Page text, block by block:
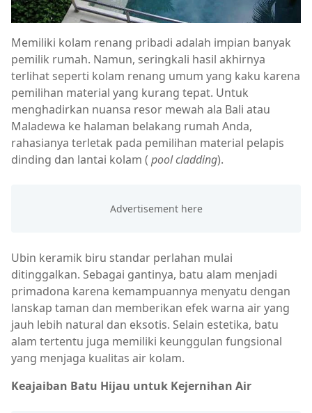
Memiliki kolam renang pribadi adalah impian banyak
pemilik rumah. Namun, seringkali hasil akhirnya
terlihat seperti kolam renang umum yang kaku karena
pemilihan material yang kurang tepat. Untuk
menghadirkan nuansa resor mewah ala Bali atau
Maladewa ke halaman belakang rumah Anda,
rahasianya terletak pada pemilihan material pelapis
dinding dan lantai kolam ( pool cladding).
Ubin keramik biru standar perlahan mulai
ditinggalkan. Sebagai gantinya, batu alam menjadi
primadona karena kemampuannya menyatu dengan
lanskap taman dan memberikan efek warna air yang
jauh lebih natural dan eksotis. Selain estetika, batu
alam tertentu juga memiliki keunggulan fungsional
yang menjaga kualitas air kolam.
Keajaiban Batu Hijau untuk Kejernihan Air